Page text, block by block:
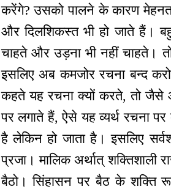
करेंगे? उसको पालने के कारण
और दिलशिकस्त भी हो जाते हैं।
चाहते और उड़ना भी नहीं चाहते।
इसलिए अब कमजोर रचना बन्द
कहते यह रचना क्यों करते, तो जैसे
पर लगाते हैं, ऐसे यह व्यर्थ रचना
है लेकिन हो जाता है। इसलिए
प्रजा। मालिक अर्थात् शक्तिशाली
बैठो। सिंहासन पर बैठ के शक्ति